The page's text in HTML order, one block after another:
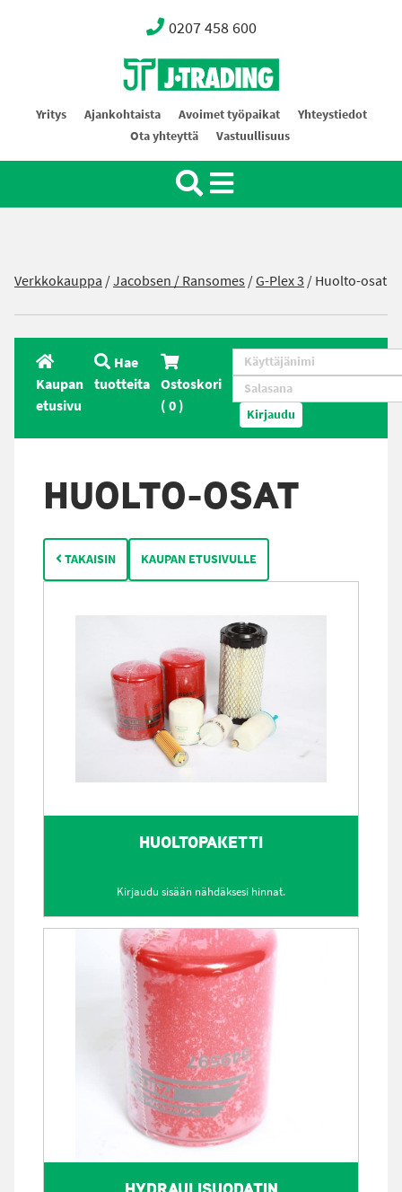
0207 458 600
Oy J-Trading Ab
Yritys Ajankohtaista Avoimet työpaikat
Yhteystiedot
Ota yhteyttä
Vastuullisuus
Verkkokauppa /Jacobsen / Ransomes /G-Plex 3 /Huolto-osat
Kaupan
etusivu
Hae
tuotteita Ostoskori
(0) Kirjaudu
HUOLTO-OSAT
TAKAISIN KAUPAN ETUSIVULLE
HUOLTOPAKETTI
Kirjaudu sisään nähdäksesi hinnat.